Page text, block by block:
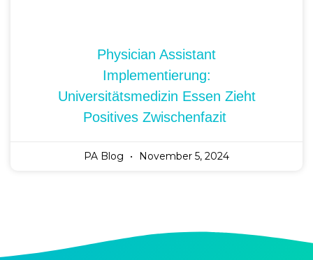
Physician Assistant
Implementierung:
Universitätsmedizin Essen Zieht
Positives Zwischenfazit
PA Blog November 5, 2024